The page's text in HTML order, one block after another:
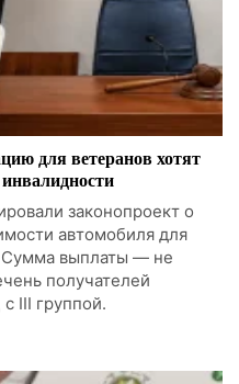
для ветеранов хотят
законопроект о
автомобиля для
Сумма выплаты — не
получателей
III группой.